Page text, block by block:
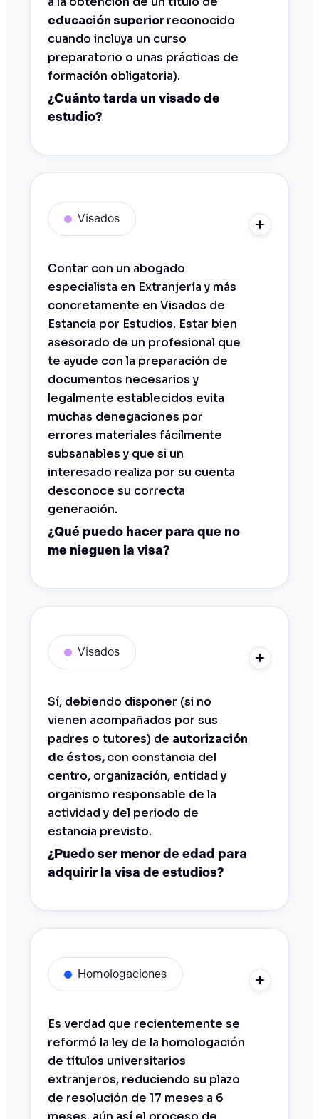
¿Cuánto tarda un visado de
estudio?
educación superiorreconocido
cuando incluya un curso
preparatorio o unas prácticas de
formación obligatoria).
Visados
¿Qué puedo hacer para que no
me nieguen la visa?
Contar con un abogado
especialista en Extranjería y más
concretamente en Visados de
Estancia por Estudios. Estar bien
asesorado de un profesional que
te ayude con la preparación de
documentos necesarios y
legalmente establecidos evita
muchas denegaciones por
errores materiales fácilmente
subsanables y que si un
interesado realiza por su cuenta
desconoce su correcta
generación.
Visados
¿Puedo ser menor de edad para
adquirir la visa de estudios?
Sí, debiendo disponer (si no
vienen acompañados por sus
padres o tutores) de autorización
de éstos,con constancia del
centro, organización, entidad y
organismo responsable de la
actividad y del periodo de
estancia previsto.
Homologaciones
Es verdad que recientemente se
reformó la ley de la homologación
de títulos universitarios
extranjeros, reduciendo su plazo
de resolución de 17 meses a 6